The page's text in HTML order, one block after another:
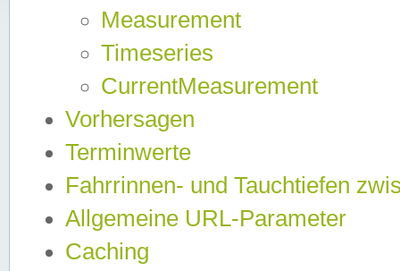
Measurement
Timeseries
CurrentMeasurement
Vorhersagen
Terminwerte
Fahrrinnen- und Tauchtiefen
Allgemeine URL-Parameter
Caching